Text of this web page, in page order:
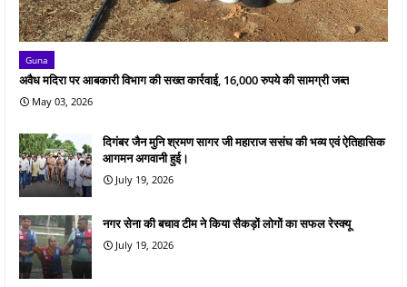
Guna
अवैध मदिरा पर आबकारी विभाग की सख्त कार्रवाई, 16,000 रुपये की सामग्री जब्त
May 03, 2026
दिगंबर जैन मुनि श्रमण सागर जी महाराज ससंघ की भव्य एवं ऐतिहासिक
आगमन अगवानी हुई।
July 19, 2026
नगर सेना की बचाव टीम ने किया सैकड़ों लोगों का सफल रेस्क्यू
July 19, 2026